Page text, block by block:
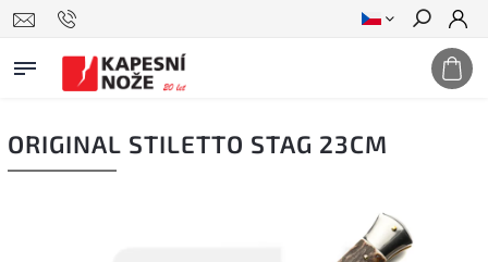
Hledat
ORIGINAL STILETTO STAG 23CM